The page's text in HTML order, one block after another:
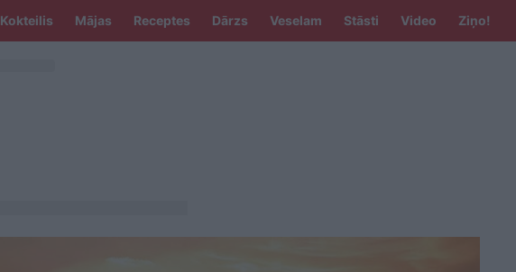
Kokteilis Mājas Receptes Dārzs Veselam Stāsti Video Ziņo!